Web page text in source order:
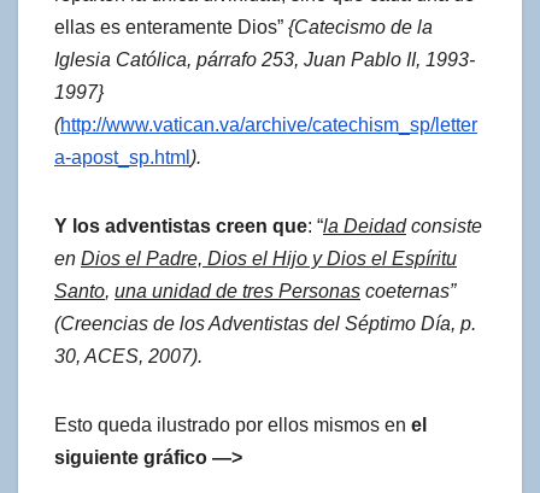
ellas es enteramente Dios” {Catecismo de la
Iglesia Católica, párrafo 253, Juan Pablo II, 1993-
1997}
(http://www.vatican.va/archive/catechism_sp/letter
a-apost_sp.html ).
Y los adventistas creen que: “la Deidadconsiste
en Dios el Padre, Dios el Hijo y Dios el Espíritu
Santo, una unidad de tres Personas coeternas”
(Creencias de los Adventistas del Séptimo Día, p.
30, ACES, 2007).
Esto queda ilustrado por ellos mismos en el
siguiente gráfico —>